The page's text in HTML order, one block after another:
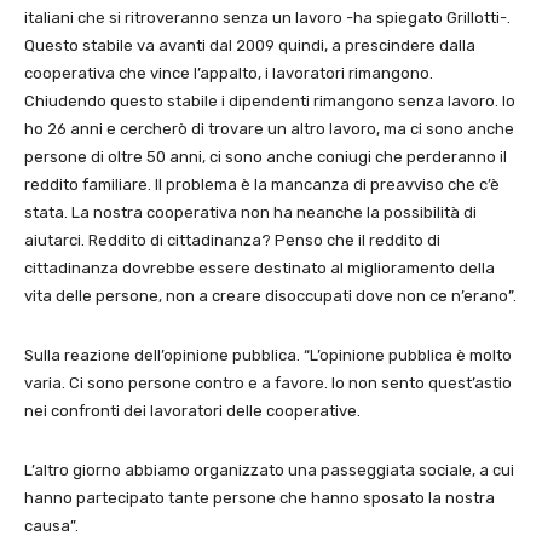
italiani che si ritroveranno senza un lavoro -ha spiegato Grillotti-.
Questo stabile va avanti dal 2009 quindi, a prescindere dalla
cooperativa che vince l’appalto, i lavoratori rimangono.
Chiudendo questo stabile i dipendenti rimangono senza lavoro. Io
ho 26 anni e cercherò di trovare un altro lavoro, ma ci sono anche
persone di oltre 50 anni, ci sono anche coniugi che perderanno il
reddito familiare. Il problema è la mancanza di preavviso che c’è
stata. La nostra cooperativa non ha neanche la possibilità di
aiutarci. Reddito di cittadinanza? Penso che il reddito di
cittadinanza dovrebbe essere destinato al miglioramento della
vita delle persone, non a creare disoccupati dove non ce n’erano”.
Sulla reazione dell’opinione pubblica. “L’opinione pubblica è molto
varia. Ci sono persone contro e a favore. Io non sento quest’astio
nei confronti dei lavoratori delle cooperative.
L’altro giorno abbiamo organizzato una passeggiata sociale, a cui
hanno partecipato tante persone che hanno sposato la nostra
causa”.